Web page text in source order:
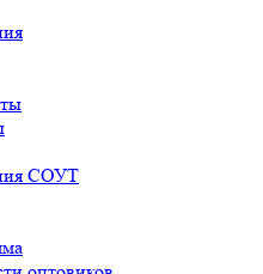
СОУТ